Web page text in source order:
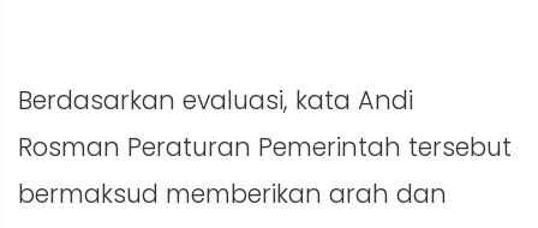
Berdasarkan evaluasi, kata Andi
Rosman Peraturan Pemerintah tersebut
bermaksud memberikan arah dan